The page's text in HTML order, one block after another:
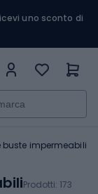
uno sconto di
buste impermeabili
Prodotti: 173